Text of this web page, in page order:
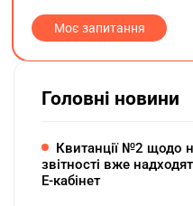
Моє запитання
Головні новини
Квитанції №2 щодо
звітності вже
Е-кабінет